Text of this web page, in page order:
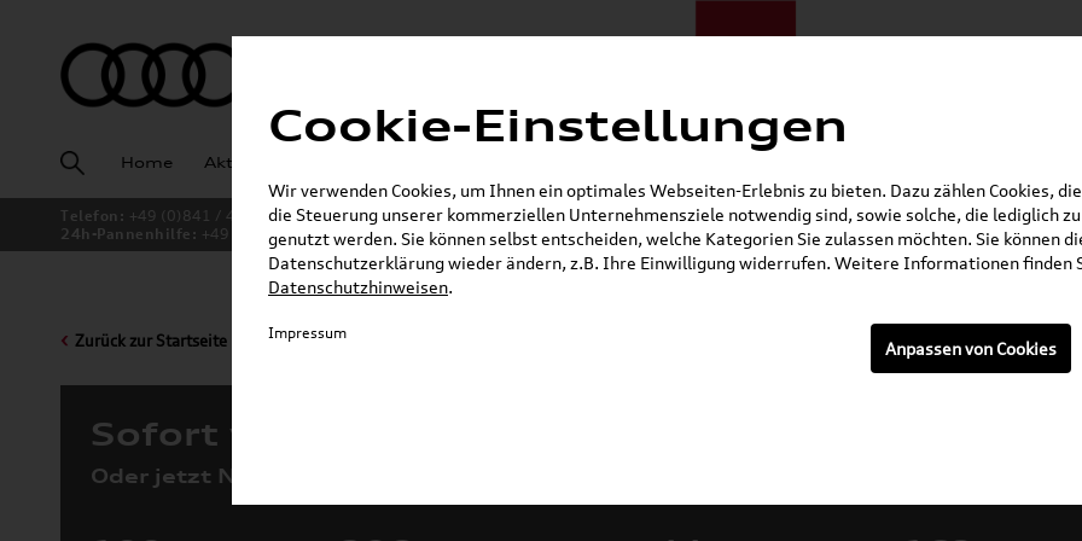
Home Aktuelles
Telefon: +49 (0)841 / 49 140
24h-Pannenhilfe: +49 (0)171 / 870 72 87 Gerade geschlossen
Zurück zur Startseite
Sofort verfügbare Fahrzeuge:
Oder jetzt Neuwagen konfigurieren
Cookie-Einstellungen
Wir verwenden Cookies, um Ihnen ein optimales Webseiten-Erlebnis zu bieten. Dazu zählen Cookies,
die Steuerung unserer kommerziellen Unternehmensziele notwendig sind, sowie solche, die lediglich
genutzt werden. Sie können selbst entscheiden, welche Kategorien Sie zulassen möchten. Sie können
Datenschutzerklärung wieder ändern, z.B. Ihre Einwilligung widerrufen. Weitere Informationen finden
Datenschutzhinweisen.
Anpassen von Cookies
Impressum